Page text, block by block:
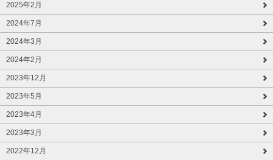
2025年2月
2024年7月
2024年3月
2024年2月
2023年12月
2023年5月
2023年4月
2023年3月
2022年12月